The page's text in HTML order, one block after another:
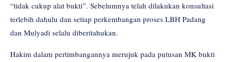
“tidak cukup alat bukti”. Sebelumnya telah dilakukan konsultasi
terlebih dahulu dan setiap perkembangan proses LBH Padang
dan Mulyadi selalu diberitahukan.
Hakim dalam pertimbangannya merujuk pada putusan MK bukti